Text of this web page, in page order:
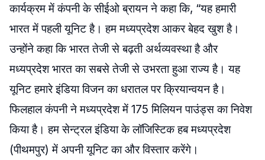
कार्यक्रम में कंपनी के सीईओ ब्रायन ने कहा कि, “यह हमारी
भारत में पहली यूनिट है। हम मध्यप्रदेश आकर बेहद खुश है।
उन्होंने कहा कि भारत तेजी से बढ़ती अर्थव्यवस्था है और
मध्यप्रदेश भारत का सबसे तेजी से उभरता हुआ राज्य है। यह
यूनिट हमारे इंडिया विजन का धरातल पर क्रियान्वयन है।
फिलहाल कंपनी ने मध्यप्रदेश में 175 मिलियन पाउंड्स का निवेश
किया है। हम सेन्ट्रल इंडिया के लॉजिस्टिक हब मध्यप्रदेश
(पीथमपुर) में अपनी यूनिट का और विस्तार करेंगे।